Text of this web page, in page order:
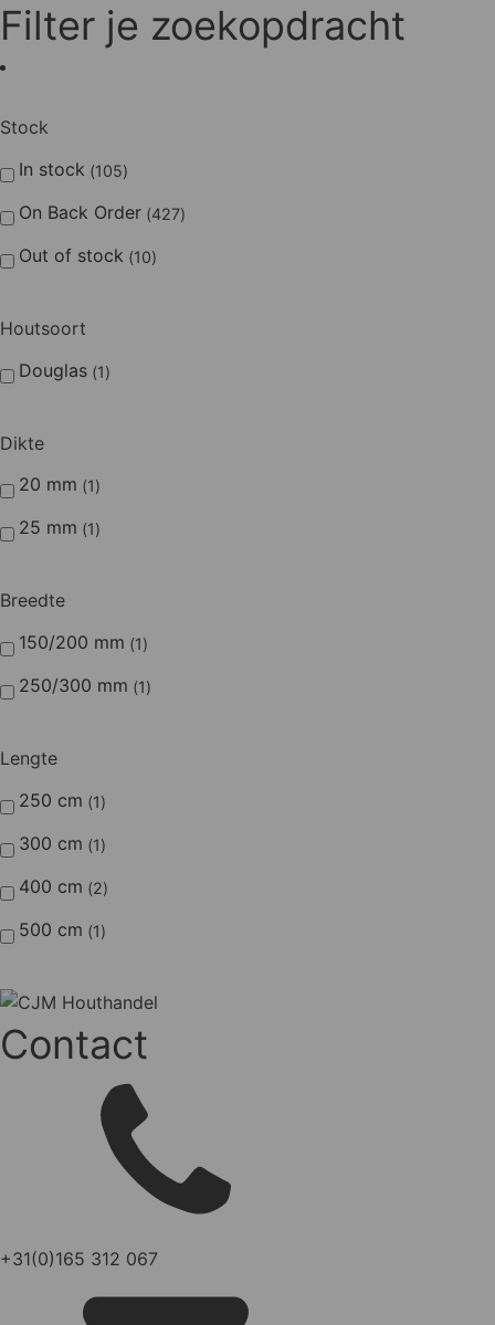
Filter je zoekopdracht
Stock
In stock
105
On Back Order 427
Out of stock 10
Houtsoort
Douglas 1
Dikte
20 mm
1
25 mm 1
Breedte
150/200 mm
1
250/300 mm 1
Lengte
250 cm
1
300 cm 1
400 cm 2
500 cm 1
Contact
+31(0)165 312 067